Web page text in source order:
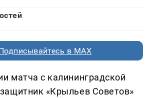
в MAX
матча с калининградской
«Крыльев Советов»